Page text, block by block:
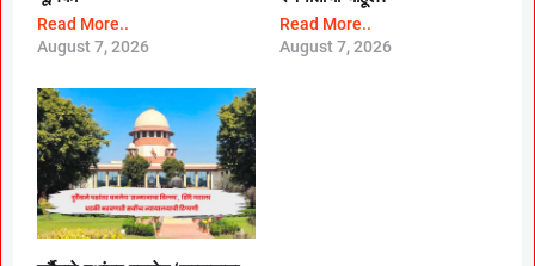
Read More..
August 7, 2026
Read More..
August 7, 2026